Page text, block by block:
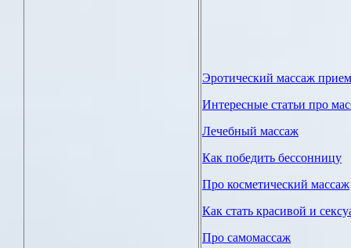
Эротический массаж
Интересные статьи про
Лечебный массаж
Как победить бессонницу
Про косметический массаж
Как стать красивой и
Про самомассаж